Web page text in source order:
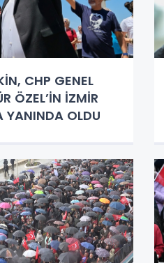
CHP GENEL
ÖZEL’İN İZMİR
YANINDA OLDU